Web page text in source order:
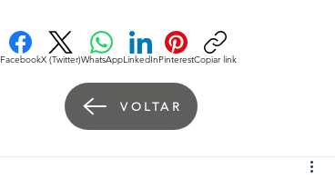
FacebookX (Twitter)WhatsAppLinkedInPinterestCopiar link
VOLTAR